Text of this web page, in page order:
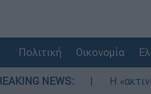
Πολιτική Οικονομία
NEWS:
Η